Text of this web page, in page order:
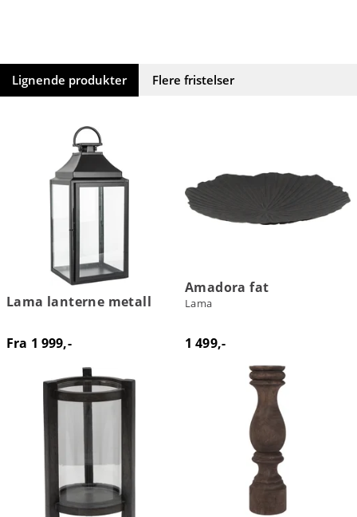
Lignende produkter Flere fristelser
Lama lanterne metall
Fra 1 999,-
Amadora fat
Lama
1 499,-